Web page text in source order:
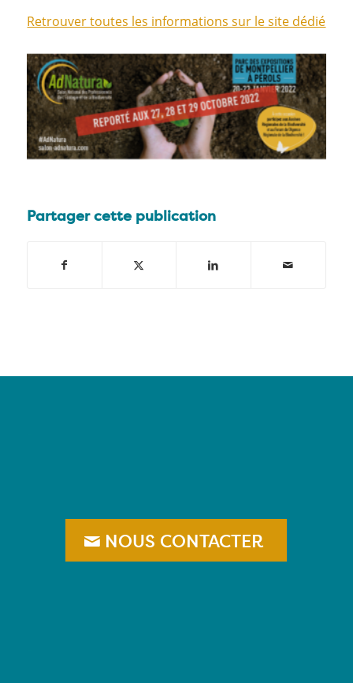
Retrouver toutes les informations sur le site dédié
Partager cette publication
NOUS CONTACTER